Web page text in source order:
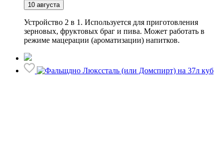
10 августа
Устройство 2 в 1. Используется для приготовления
зерновых, фруктовых браг и пива. Может работать в
режиме мацерации (ароматизации) напитков.